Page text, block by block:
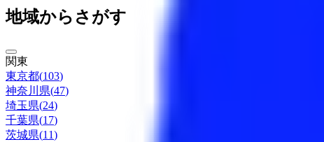
地域からさがす
関東
東京都(103)
神奈川県(47)
埼玉県(24)
千葉県(17)
茨城県(11)